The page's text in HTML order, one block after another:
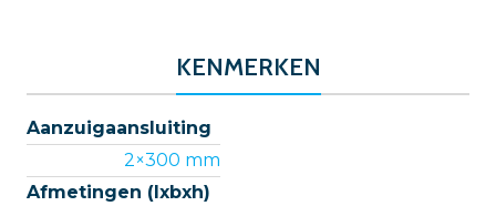
KENMERKEN
Aanzuigaansluiting
2×300 mm
Afmetingen (lxbxh)